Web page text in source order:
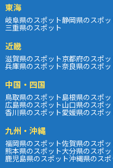
東海
岐阜県のスポット静岡県のスポッ
三重県のスポット
近畿
滋賀県のスポット京都府のスポッ
兵庫県のスポット奈良県のスポッ
中国・四国
鳥取県のスポット島根県のスポッ
広島県のスポット山口県のスポッ
香川県のスポット愛媛県のスポッ
九州・沖縄
福岡県のスポット佐賀県のスポッ
熊本県のスポット大分県のスポッ
鹿児島県のスポット沖縄県のスポ